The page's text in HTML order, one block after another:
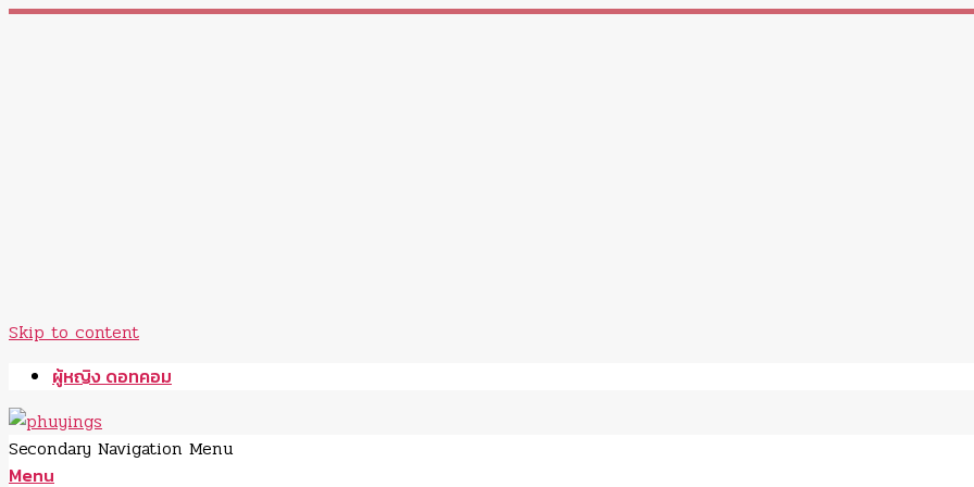
Skip to content
ผู้หญิง ดอทคอม
Secondary Navigation Menu
Menu